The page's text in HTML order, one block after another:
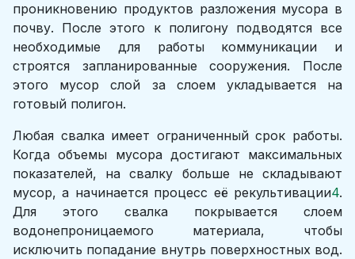
проникновению продуктов разложения мусора в
почву. После этого к полигону подводятся все
необходимые для работы коммуникации и
строятся запланированные сооружения. После
этого мусор слой за слоем укладывается на
готовый полигон.
Любая свалка имеет ограниченный срок работы.
Когда объемы мусора достигают максимальных
показателей, на свалку больше не складывают
мусор, а начинается процесс её рекультивации4.
Для этого свалка покрывается слоем
водонепроницаемого материала, чтобы
исключить попадание внутрь поверхностных вод.